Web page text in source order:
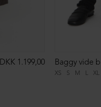
DKK 1.199,00
XS S M L XL